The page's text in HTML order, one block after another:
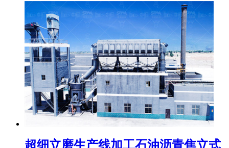
超细立磨生产线加工石油沥青焦立式